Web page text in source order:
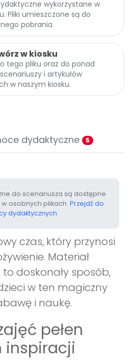
wykorzystane w
Pliki umieszczone są do
pobrania
w kiosku
tego pliku oraz do ponad
i artykułów
w naszym kiosku.
dydaktyczne 5
do scenariusza są dostępne
osobnych plikach. Przejdź do
dydaktycznych
czas, który przynosi
Materiał
to doskonały sposób,
w ten magiczny
i naukę.
pełen
inspiracji